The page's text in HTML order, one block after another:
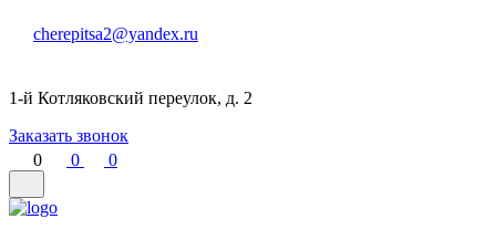
cherepitsa2@yandex.ru
1-й Котляковский переулок, д. 2
Заказать звонок
0
0 0